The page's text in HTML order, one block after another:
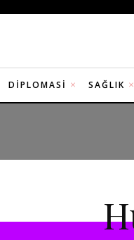
DIPLOMASI SAĞLIK